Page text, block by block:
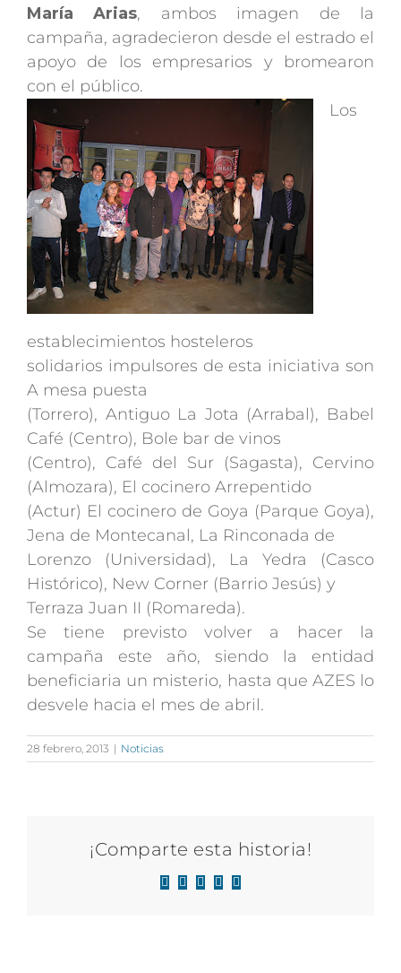
María Arias, ambos imagen de la
campaña, agradecieron desde el estrado el
apoyo de los empresarios y bromearon
con el público.
Los
establecimientos hosteleros
solidarios impulsores de esta iniciativa son
A mesa puesta
(Torrero), Antiguo La Jota (Arrabal), Babel
Café (Centro), Bole bar de vinos
(Centro), Café del Sur (Sagasta), Cervino
(Almozara), El cocinero Arrepentido
(Actur) El cocinero de Goya (Parque Goya),
Jena de Montecanal, La Rinconada de
Lorenzo (Universidad), La Yedra (Casco
Histórico), New Corner (Barrio Jesús) y
Terraza Juan II (Romareda).
Se tiene previsto volver a hacer la
campaña este año, siendo la entidad
beneficiaria un misterio, hasta que AZES lo
desvele hacia el mes de abril.
28 febrero, 2013 | Noticias
¡Comparte esta historia!
Facebook
X LinkedIn
WhatsApp
Correo